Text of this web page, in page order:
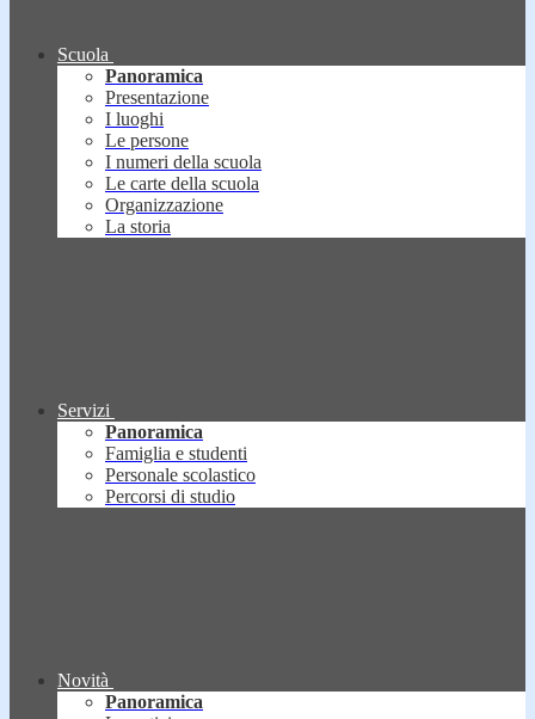
Scuola
Panoramica
Presentazione
I luoghi
Le persone
I numeri della scuola
Le carte della scuola
Organizzazione
La storia
Servizi
Panoramica
Famiglia e studenti
Personale scolastico
Percorsi di studio
Novità
Panoramica